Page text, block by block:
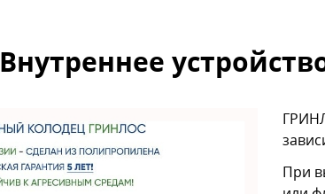
Внутреннее
При